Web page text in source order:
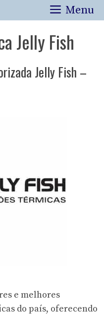
Menu
Jelly Fish
Jelly Fish –
e melhores
do país, oferecendo